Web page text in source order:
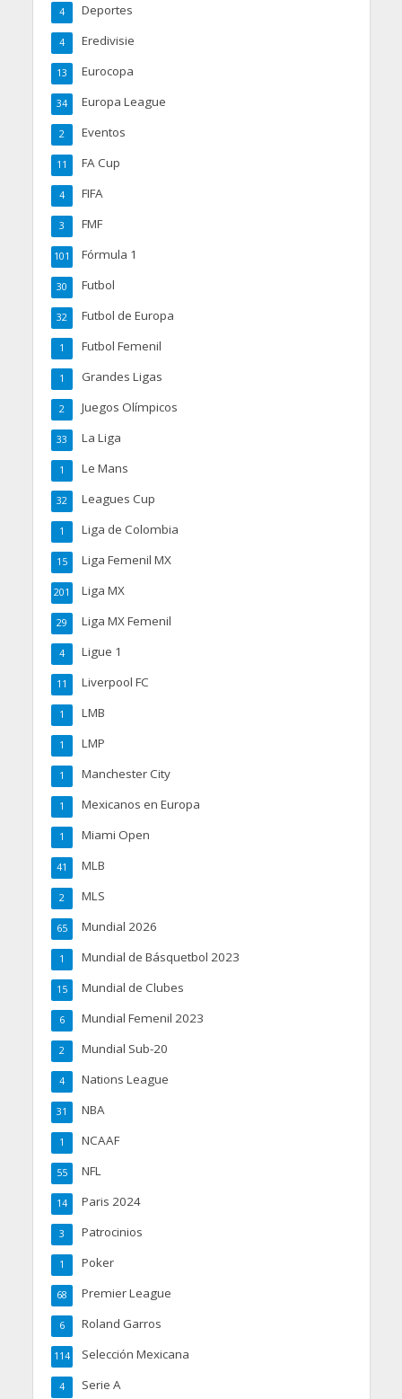
Deportes
4
Eredivisie
4
Eurocopa
13
Europa League
34
Eventos
2
FA Cup
11
FIFA
4
FMF
3
Fórmula 1
101
Futbol
30
Futbol de Europa
32
Futbol Femenil
1
Grandes Ligas
1
Juegos Olímpicos
2
La Liga
33
Le Mans
1
Leagues Cup
32
Liga de Colombia
1
Liga Femenil MX
15
Liga MX
201
Liga MX Femenil
29
Ligue 1
4
Liverpool FC
11
LMB
1
LMP
1
Manchester City
1
Mexicanos en Europa
1
Miami Open
1
MLB
41
MLS
2
Mundial 2026
65
Mundial de Básquetbol 2023
1
Mundial de Clubes
15
Mundial Femenil 2023
6
Mundial Sub-20
2
Nations League
4
NBA
31
NCAAF
1
NFL
55
Paris 2024
14
Patrocinios
3
Poker
1
Premier League
68
Roland Garros
6
Selección Mexicana
114
Serie A
4